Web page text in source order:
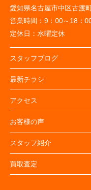
愛知県名古屋市中区古渡
営業時間： 9：00～18：
定休日： 水曜定休
スタッフブログ
最新チラシ
アクセス
お客様の声
スタッフ紹介
買取査定